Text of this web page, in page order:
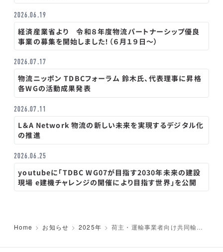
2026.06.19
経済産業省より 令和８年度物流パートナーシップ優良
事業の募集を開始しました！（６月１９日～）
2026.07.17
物流ニッポン TDBCフォーラム 鈴木氏、代表理事に昇格
各WGの活動成果発表
2026.07.11
L＆A Network 物流の新しい未来を実現するデジタル化
の推進
2026.06.25
youtubeに「TDBC WG07が目指す2030年未来の建設
現場 e建機チャレンジの開催により目指す世界」を公開
Home お知らせ 2025年
荷主・運輸事業者向け共同輸送